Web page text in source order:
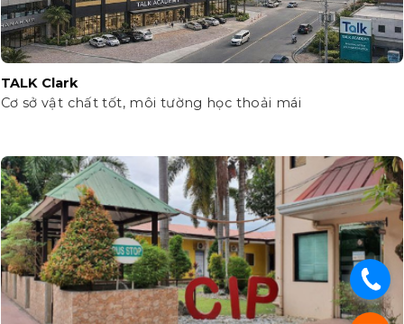
TALK Clark
Cơ sở vật chất tốt, môi tường học thoải mái
.